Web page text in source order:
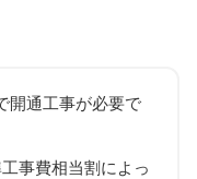
開通工事が必要で
事費相当割によっ